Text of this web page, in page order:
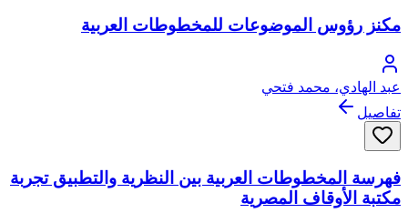
مكنز رؤوس الموضوعات للمخطوطات العربية
عبد الهادي، محمد فتحي
تفاصيل
فهرسة المخطوطات العربية بين النظرية والتطبيق تجربة
مكتبة الأوقاف المصرية